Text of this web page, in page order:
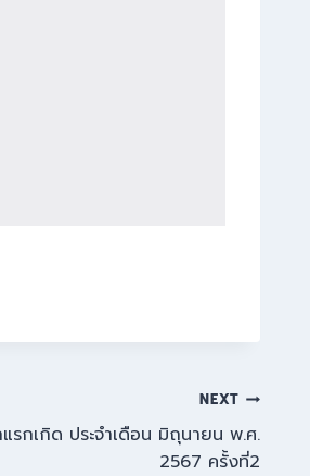
NEXT
รกเกิด ประจำเดือน มิถุนายน พ.ศ.
2567 ครั้งที่2